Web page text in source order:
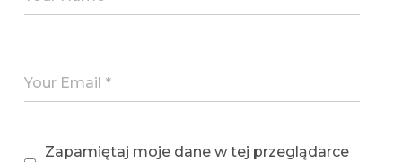
Zapamiętaj moje dane w tej przeglądarce